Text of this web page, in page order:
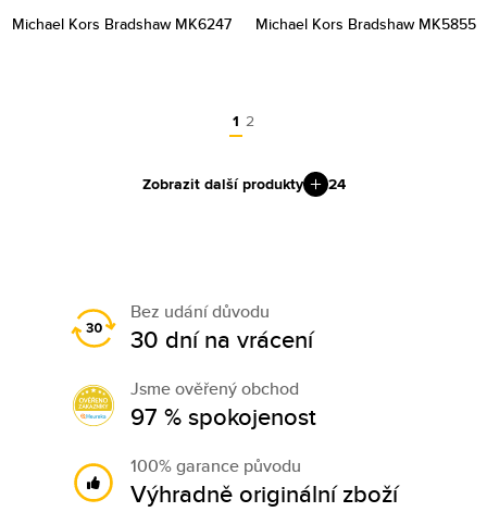
Michael Kors Bradshaw MK6247 Michael Kors Bradshaw MK5855
1 2
Zobrazit další produkty 24
Bez udání důvodu
30 dní na vrácení
Jsme ověřený obchod
97 % spokojenost
100% garance původu
Výhradně originální zboží